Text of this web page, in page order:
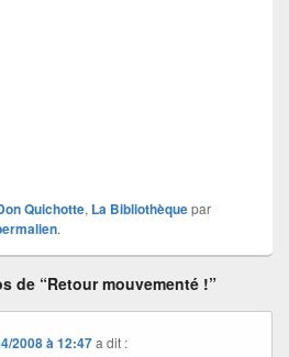
Quichotte, La Bibliothèquepar
.
de “Retour mouvementé !”
2008 à 12:47 a dit :